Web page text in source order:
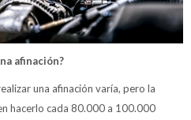
afinación?
una afinación varía, pero la
hacerlo cada 80.000 a 100.000